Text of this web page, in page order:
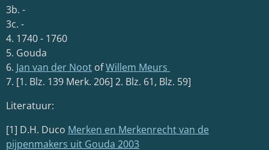
3b. -
3c. -
4. 1740 - 1760
5. Gouda
6. Jan van der Noot ofWillem Meurs
7. [1. Blz. 139 Merk. 206] 2. Blz. 61, Blz. 59]
Literatuur:
[1] D.H. Duco Merken en Merkenrecht van de
pijpenmakers uit Gouda 2003